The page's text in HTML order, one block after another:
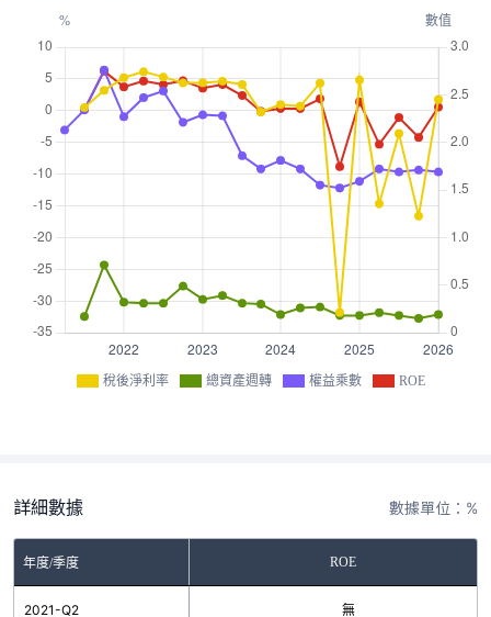
稅後淨利率 總資產週轉 權益乘數 ROE
詳細數據 數據單位：%
年度/季度 ROE
2021-Q2 無